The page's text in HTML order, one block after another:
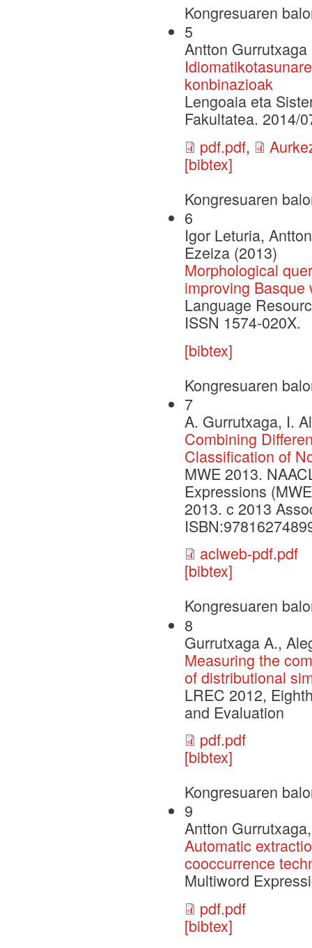
Kongresuaren
5
Antton Gurrutxaga
konbinazioak
Lengoaia eta
Fakultatea. 2014/
pdf.pdf,
[bibtex]
Kongresuaren
6
Igor Leturia,
Ezeiza (2013)
Morphological
improving Basque
Language
ISSN 1574-020X.
[bibtex]
Kongresuaren
7
A. Gurrutxaga, I.
Combining
Classification of
MWE 2013.
Expressions
2013. c 2013
aclweb-pdf.pdf
[bibtex]
Kongresuaren
8
Gurrutxaga A.,
Measuring the
of distributional
LREC 2012,
and Evaluation
pdf.pdf
[bibtex]
Kongresuaren
9
Antton
Automatic
cooccurrence
Multiword
pdf.pdf
[bibtex]